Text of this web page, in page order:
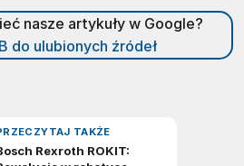
nasze artykuły w Google?
do ulubionych źródeł